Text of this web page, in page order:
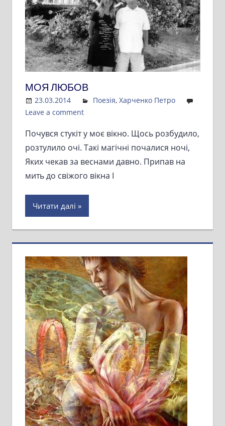
МОЯ ЛЮБОВ
23.03.2014 Admin
Поезія, Харченко Петро
Leave a comment
Почувся стукіт у моє вікно. Щось розбудило,
розтулило очі. Такі магічні почалися ночі,
Яких чекав за веснами давно. Припав на
мить до свіжого вікна І
Читати далі